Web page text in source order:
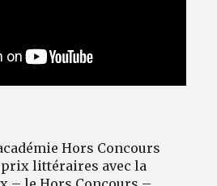
Hors Concours
littéraires avec la